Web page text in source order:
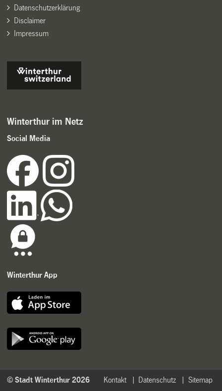
Datenschutzerklärung
Disclaimer
Impressum
Winterthur im Netz
Social Media
Winterthur App
Sitemap
Datenschutz
Kontakt
© Stadt Winterthur 2026